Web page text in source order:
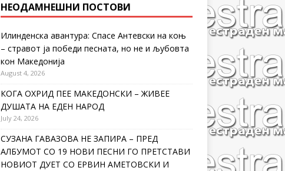
НЕОДАМНЕШНИ ПОСТОВИ
Илинденска авантура: Спасе Антевски на коњ
– стравот ја победи песната, но не и љубовта
кон Македонија
August 4, 2026
КОГА ОХРИД ПЕЕ МАКЕДОНСКИ – ЖИВЕЕ
ДУШАТА НА ЕДЕН НАРОД
July 24, 2026
СУЗАНА ГАВАЗОВА НЕ ЗАПИРА – ПРЕД
АЛБУМОТ СО 19 НОВИ ПЕСНИ ГО ПРЕТСТАВИ
НОВИОТ ДУЕТ СО ЕРВИН АМЕТОВСКИ И